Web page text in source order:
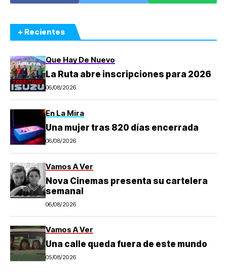
+ Recientes
Que Hay De Nuevo
La Ruta abre inscripciones para 2026
06/08/2026
En La Mira
Una mujer tras 820 días encerrada
06/08/2026
Vamos A Ver
Nova Cinemas presenta su cartelera
semanal
06/08/2026
Vamos A Ver
Una calle queda fuera de este mundo
05/08/2026